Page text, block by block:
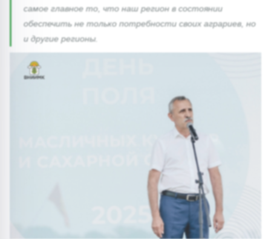
самое главное то, что наш регион в состоянии
обеспечить не только потребности своих аграриев, но
и другие регионы.